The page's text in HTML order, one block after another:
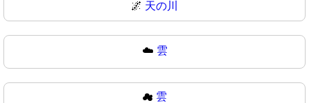
🌌 天の川
☁️ 雲
☁ 雲